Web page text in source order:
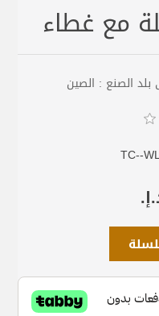
مع غطاء
بلد الصنع : الصين
TC--